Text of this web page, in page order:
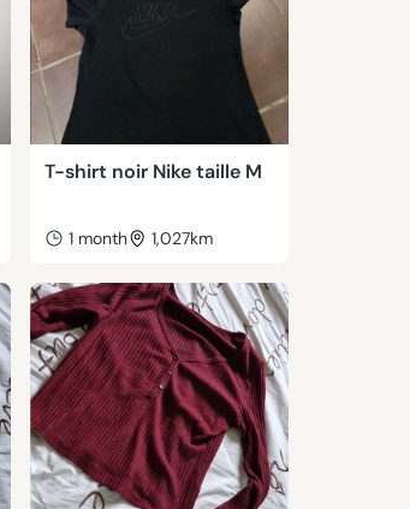
T-shirt noir Nike taille M
1 month 1,027km